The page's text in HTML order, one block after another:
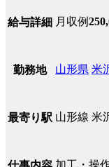
給与詳細 月収例
勤務地 山形県 米
最寄り駅 山形線 米